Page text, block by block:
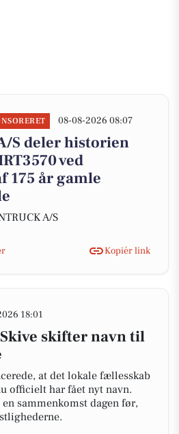
08-08-2026 08:07
S deler historien
ved
175 år gamle
A/S
Kopiér link
18:01
skifter navn til
at det lokale fællesskab
officielt har fået nyt navn.
sammenkomst dagen før,